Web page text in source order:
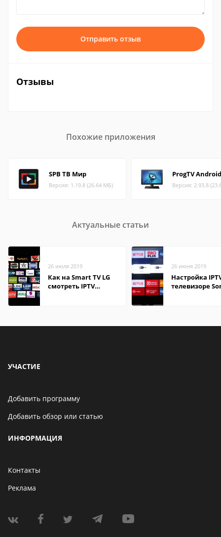
Отправить отзыв
Отзывы
Похожие приложения
SPB TB Мир
Версия: 1.19.8 (26.64 МБ)
ProgTV Android
Версия: 2.93.8
Актуальные статьи
26 июля 2019
Как на Smart TV LG
смотреть IPTV
26 июня 2019
Настройка
телевизоре
УЧАСТИЕ
Добавить программу
Добавить обзор или статью
ИНФОРМАЦИЯ
Контакты
Реклама